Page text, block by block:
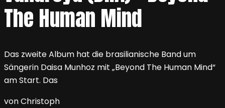
The Human Mind
Das zweite Album hat die brasilianische Band um
Sängerin Daisa Munhoz mit „Beyond The Human Mind“
am Start. Das
von Christoph